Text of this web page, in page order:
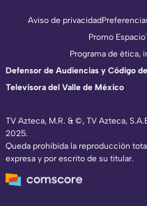
TV Azteca, M.R. & ©, TV Azteca,
2025.
Queda prohibida la reproducción
expresa y por escrito de su titular.
Aviso de privacidad
Promo Espacio
Programa de ética,
Defensor de Audiencias y Código
Televisora del Valle de México